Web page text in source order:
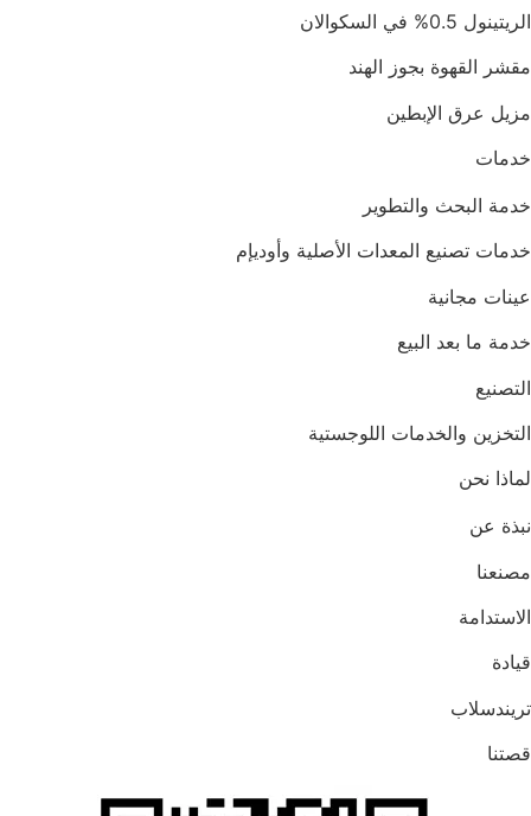
الريتينول 0.5% في السكوالان
مقشر القهوة بجوز الهند
مزيل عرق الإبطين
خدمات
خدمة البحث والتطوير
خدمات تصنيع المعدات الأصلية وأوديإم
عينات مجانية
خدمة ما بعد البيع
التصنيع
التخزين والخدمات اللوجستية
لماذا نحن
نبذة عن
مصنعنا
الاستدامة
قيادة
تريندسلاب
قصتنا